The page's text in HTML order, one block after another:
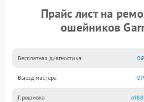
Прайс лист на
ошейников
Бесплатная диагностика 0
Выезд мастера 0
Прошивка